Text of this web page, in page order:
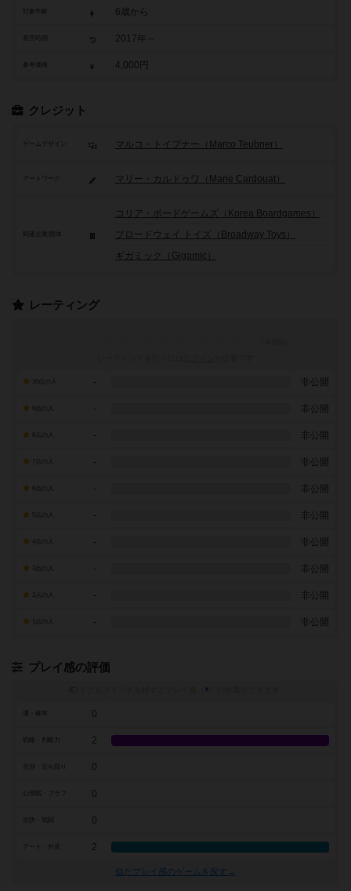
6歳から
2017年～
参考価格 4,000円
クレジット
ゲームデザイン マルコ・トイブナー（Marco Teubner）
アートワーク マリー・カルドゥワ（Marie Cardouat）
コリア・ボードゲームズ（Korea Boardgames）
ブロードウェイ トイズ（Broadway Toys）
ギガミック（Gigamic）
レーティング
- 非公開
- 非公開
- 非公開
7点の人 - 非公開
- 非公開
- 非公開
- 非公開
- 非公開
- 非公開
- 非公開
プレイ感の評価
※
0
戦略・判断力 2
0
0
0
アート・外見 2
似たプレイ感のゲームを探す→